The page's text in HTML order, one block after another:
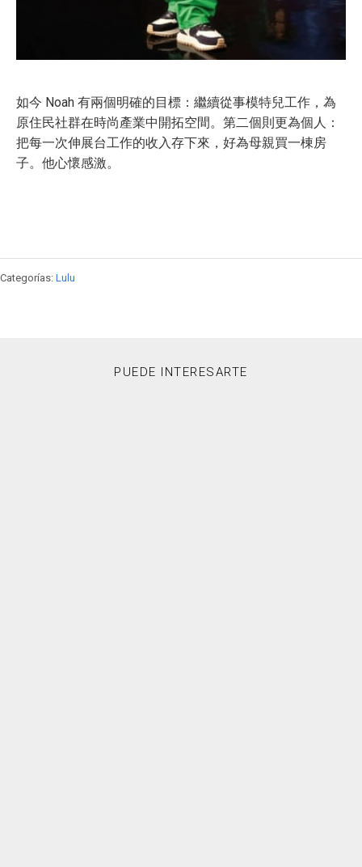
如今 Noah 有兩個明確的目標：繼續從事模特兒工作，為
原住民社群在時尚產業中開拓空間。第二個則更為個人：
把每一次伸展台工作的收入存下來，好為母親買一棟房
子。他心懷感激。
Categorías: Lulu
PUEDE INTERESARTE